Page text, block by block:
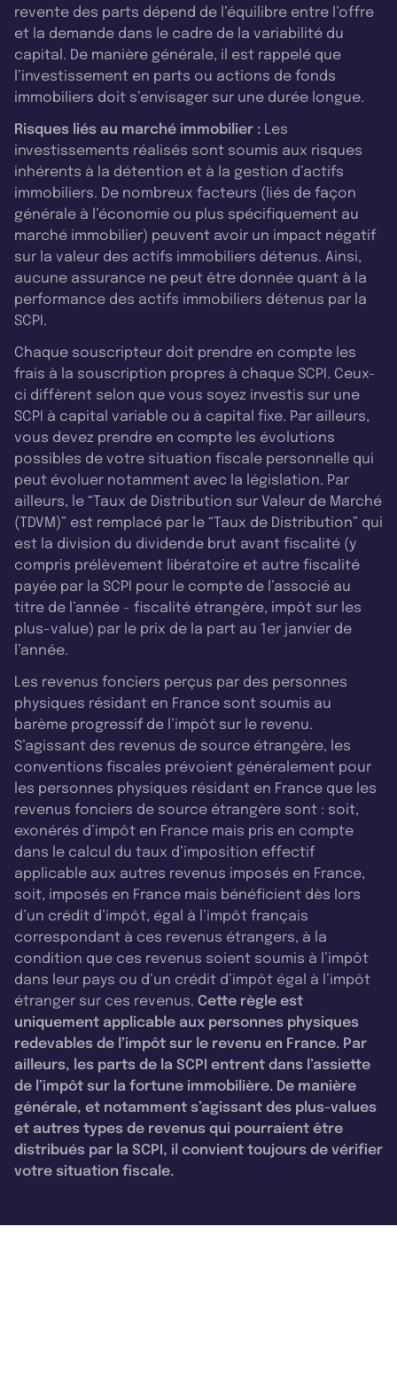
revente des parts dépend de l’équilibre entre l’offre
et la demande dans le cadre de la variabilité du
capital. De manière générale, il est rappelé que
l’investissement en parts ou actions de fonds
immobiliers doit s’envisager sur une durée longue.
Risques liés au marché immobilier : Les
investissements réalisés sont soumis aux risques
inhérents à la détention et à la gestion d’actifs
immobiliers. De nombreux facteurs (liés de façon
générale à l’économie ou plus spécifiquement au
marché immobilier) peuvent avoir un impact négatif
sur la valeur des actifs immobiliers détenus. Ainsi,
aucune assurance ne peut être donnée quant à la
performance des actifs immobiliers détenus par la
SCPI.
Chaque souscripteur doit prendre en compte les
frais à la souscription propres à chaque SCPI. Ceux-
ci diffèrent selon que vous soyez investis sur une
SCPI à capital variable ou à capital fixe. Par ailleurs,
vous devez prendre en compte les évolutions
possibles de votre situation fiscale personnelle qui
peut évoluer notamment avec la législation. Par
ailleurs, le “Taux de Distribution sur Valeur de Marché
(TDVM)” est remplacé par le “Taux de Distribution” qui
est la division du dividende brut avant fiscalité (y
compris prélèvement libératoire et autre fiscalité
payée par la SCPI pour le compte de l’associé au
titre de l’année - fiscalité étrangère, impôt sur les
plus-value) par le prix de la part au 1er janvier de
l’année.
Les revenus fonciers perçus par des personnes
physiques résidant en France sont soumis au
barème progressif de l’impôt sur le revenu.
S’agissant des revenus de source étrangère, les
conventions fiscales prévoient généralement pour
les personnes physiques résidant en France que les
revenus fonciers de source étrangère sont : soit,
exonérés d’impôt en France mais pris en compte
dans le calcul du taux d’imposition effectif
applicable aux autres revenus imposés en France,
soit, imposés en France mais bénéficient dès lors
d’un crédit d’impôt, égal à l’impôt français
correspondant à ces revenus étrangers, à la
condition que ces revenus soient soumis à l’impôt
dans leur pays ou d’un crédit d’impôt égal à l’impôt
étranger sur ces revenus. Cette règle est
uniquement applicable aux personnes physiques
redevables de l’impôt sur le revenu en France. Par
ailleurs, les parts de la SCPI entrent dans l’assiette
de l’impôt sur la fortune immobilière. De manière
générale, et notamment s’agissant des plus-values
et autres types de revenus qui pourraient être
distribués par la SCPI, il convient toujours de vérifier
votre situation fiscale.